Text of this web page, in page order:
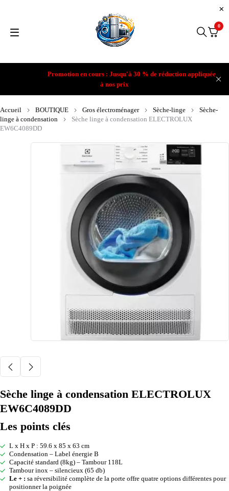
Promotion en cours : Jusqu'à 30 % de réduction appliquée
à nos prix
0
Accueil BOUTIQUE Gros électroménager Sèche-linge
Sèche-
linge à condensation
Sèche linge à condensation ELECTROLUX
EW6C4089DD
Sèche linge à condensation ELECTROLUX
EW6C4089DD
Les points clés
L x H x P : 59.6 x 85 x 63 cm
Condensation – Label énergie B
Capacité standard (8kg) – Tambour 118L
Tambour inox – silencieux (65 db)
Le + : sa réversibilité complète de la porte offre quatre options différentes pour
positionner la poignée